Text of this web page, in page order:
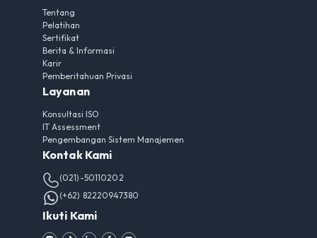
Tentang
Pelatihan
Sertifikat
Berita & Informasi
Karir
Pemberitahuan Privasi
Layanan
Konsultasi ISO
IT Assessment
Pengembangan Sistem Manajemen
Kontak Kami
(021)-50110202
(+62) 82220947380
Ikuti Kami